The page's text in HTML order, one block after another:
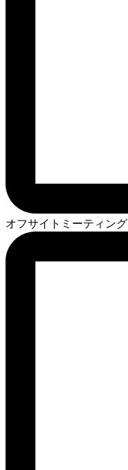
オフサイトミーティング